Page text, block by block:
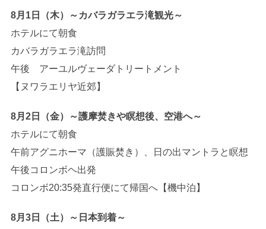
8月1日（木）～カバラガラエラ滝観光～
ホテルにて朝食
カバラガラエラ滝訪問
午後 アーユルヴェーダトリートメント
【ヌワラエリヤ近郊】
8月2日（金）～護摩焚きや瞑想後、空港へ～
ホテルにて朝食
午前アグニホーマ（護賑焚き）、日の出マントラと瞑想
午後コロンボヘ出発
コロンボ20:35発直行便にて帰国へ【機中泊】
8月3日（土）～日本到着～